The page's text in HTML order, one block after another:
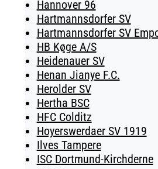
Hannover 96
Hartmannsdorfer SV
Hartmannsdorfer SV
HB Køge A/S
Heidenauer SV
Henan Jianye F.C.
Herolder SV
Hertha BSC
HFC Colditz
Hoyerswerdaer SV 1919
Ilves Tampere
ISC Dortmund-Kirchderne